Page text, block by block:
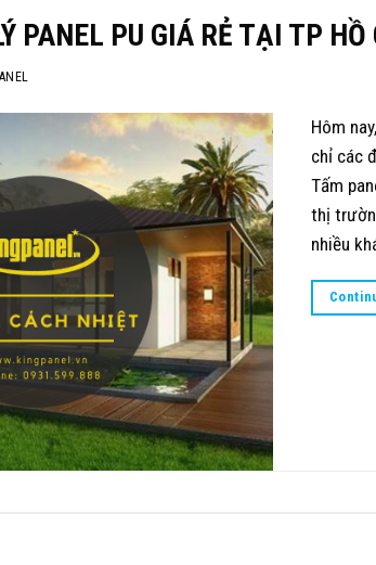
PANEL PU GIÁ RẺ TẠI TP
Hôm
chỉ các
Tấm
thị
nhiều